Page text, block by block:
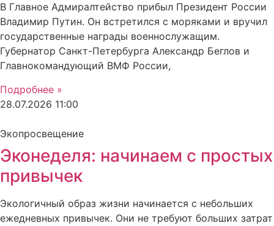
В Главное Адмиралтейство прибыл Президент России
Владимир Путин. Он встретился с моряками и вручил
государственные награды военнослужащим.
Губернатор Санкт-Петербурга Александр Беглов и
Главнокомандующий ВМФ России,
Подробнее »
28.07.2026 11:00
Экопросвещение
Эконеделя: начинаем с простых
привычек
Экологичный образ жизни начинается с небольших
ежедневных привычек. Они не требуют больших затрат